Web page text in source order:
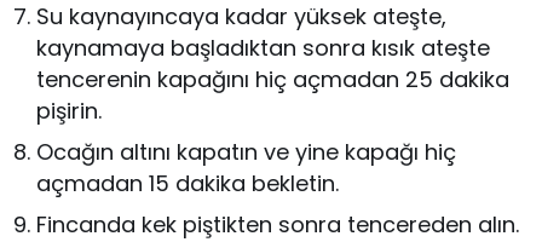
Su kaynayıncaya kadar yüksek ateşte,
kaynamaya başladıktan sonra kısık ateşte
tencerenin kapağını hiç açmadan 25 dakika
pişirin.
Ocağın altını kapatın ve yine kapağı hiç
açmadan 15 dakika bekletin.
Fincanda kek piştikten sonra tencereden alın.